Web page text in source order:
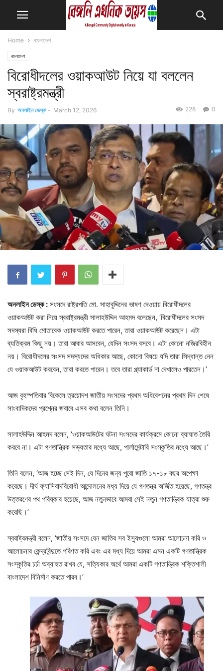
Home বাংলাদেশ
বাংলাদেশ
বিরোধীদলের ওয়াকআউট নিয়ে যা বললেন
স্বরাষ্ট্রমন্ত্রী
By অনলাইন ডেস্ক - March 12, 2026 0
228
অনলাইন ডেস্ক : সংসদে রাষ্ট্রপতি মো. সাহাবুদ্দিনের ভাষণ দেওয়ায় বিরোধীদলের
ওয়াকআউট করা নিয়ে স্বরাষ্ট্রমন্ত্রী সালাহউদ্দিন আহমদ বলেছেন, ‘বিরোধীদলের সংসদ
সদস্যরা বিধি মোতাবেক ওয়াকআউট করতে পারেন, তারা ওয়াকআউট করেছেন। এটা
ব্যতিক্রম কিছু নয়। তারা আবার আসবেন, যেদিন সংসদ বসবে। এটা কোনো নজিরবিহীন
নয়। বিরোধীদলের সংসদ সদস্যদের অধিকার আছে, কোনো বিষয়ে যদি তারা সিদ্ধান্ত নেন
যে ওয়াকআউট করবেন, তারা করতে পারেন। তবে তারা প্ল্যাকার্ড না দেখালেও পারতেন।’
আজ বৃহস্পতিবার বিকেলে ত্রয়োদশ জাতীয় সংসদের প্রথম অধিবেশনের প্রথম দিন শেষে
সাংবাদিকদের প্রশ্নের জবাবে এসব কথা বলেন তিনি।
সালাহউদ্দিন আহমদ বলেন, ‘ওয়াকআউটের ঘটনা সংসদের কার্যক্রমে কোনো ব্যাঘাত তৈরি
করবে না। এটা গণতান্ত্রিক সভ্যতার মধ্যে আছে, পার্লামেন্টারি সংস্কৃতির মধ্যে আছে।’
তিনি বলেন, ‘আজ হচ্ছে সেই দিন, যে দিনের জন্য পুরো জাতি ১৭-১৮ বছর অপেক্ষা
করেছে। দীর্ঘ ফ্যাসিবাদবিরোধী আন্দোলনের মধ্য দিয়ে যে গণতন্ত্র অর্জিত হয়েছে, গণতন্ত্র
উত্তরণের পথ পরিষ্কার হয়েছে, আজ নতুনভাবে আমরা সেই নতুন গণতান্ত্রিক যাত্রা শুরু
করেছি।’
স্বরাষ্ট্রমন্ত্রী বলেন, ‘জাতীয় সংসদে যেন জাতির সব ইস্যুগুলো আমরা আলোচনা করি ও
আলোচনার কেন্দ্রবিন্দুতে পরিণত করি এবং এর মধ্য দিয়ে আমরা এমন একটি গণতান্ত্রিক
সংস্কৃতির চর্চা অব্যাহত রাখব যে, সত্যিকার অর্থে আমরা একটি গণতান্ত্রিক শক্তিশালী
বাংলাদেশ বিনির্মাণ করতে পারব।’